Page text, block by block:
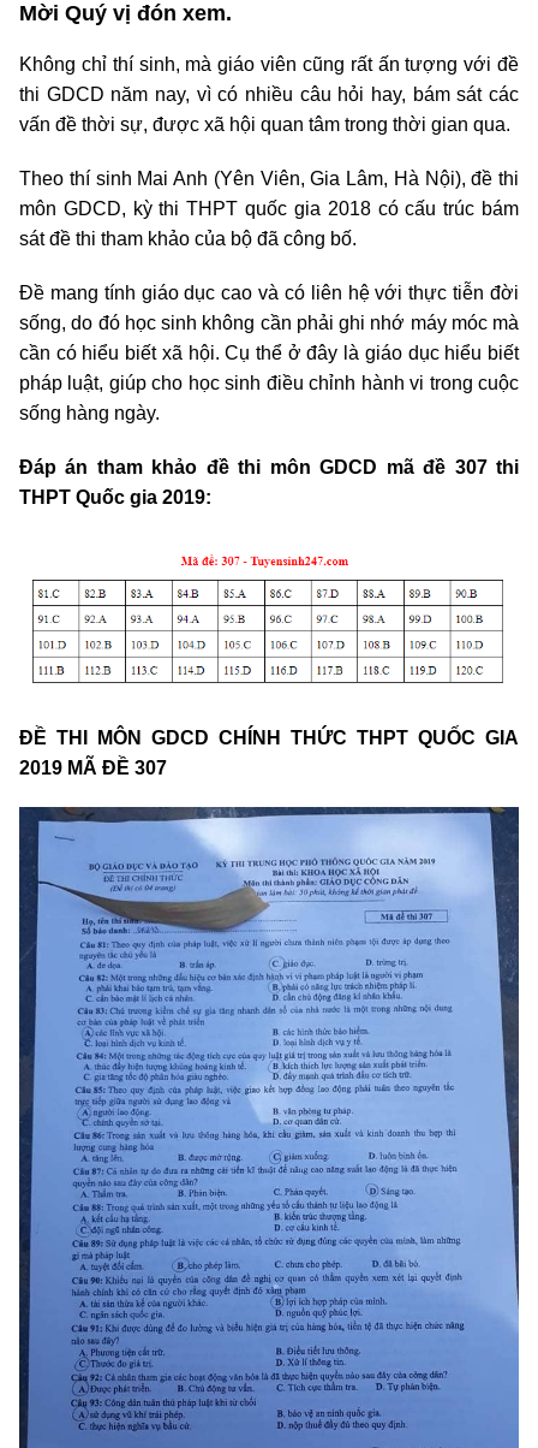
Mời Quý vị đón xem.
Không chỉ thí sinh, mà giáo viên cũng rất ấn tượng với đề
thi GDCD năm nay, vì có nhiều câu hỏi hay, bám sát các
vấn đề thời sự, được xã hội quan tâm trong thời gian qua.
Theo thí sinh Mai Anh (Yên Viên, Gia Lâm, Hà Nội), đề thi
môn GDCD, kỳ thi THPT quốc gia 2018 có cấu trúc bám
sát đề thi tham khảo của bộ đã công bố.
Đề mang tính giáo dục cao và có liên hệ với thực tiễn đời
sống, do đó học sinh không cần phải ghi nhớ máy móc mà
cần có hiểu biết xã hội. Cụ thể ở đây là giáo dục hiểu biết
pháp luật, giúp cho học sinh điều chỉnh hành vi trong cuộc
sống hàng ngày.
Đáp án tham khảo đề thi môn GDCD mã đề 307 thi
THPT Quốc gia 2019:
ĐỀ THI MÔN GDCD CHÍNH THỨC THPT QUỐC GIA
2019 MÃ ĐỀ 307